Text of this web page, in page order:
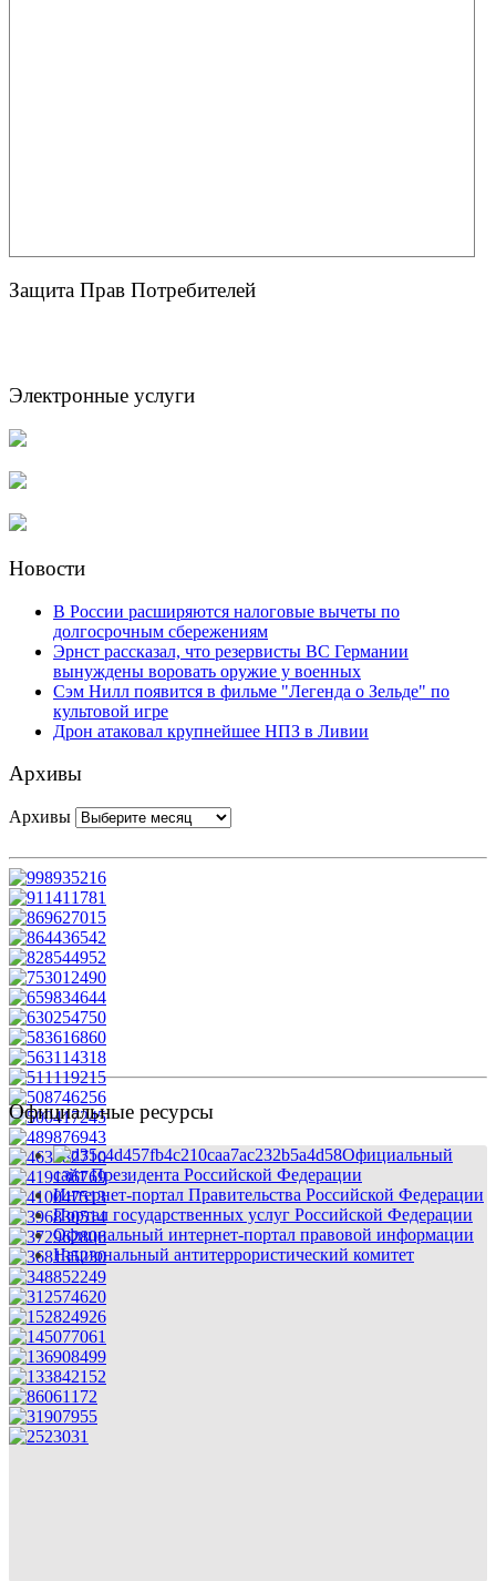
Защита Прав Потребителей
Электронные услуги
Новости
В России расширяются налоговые вычеты по
долгосрочным сбережениям
Эрнст рассказал, что резервисты ВС Германии
вынуждены воровать оружие у военных
Сэм Нилл появится в фильме "Легенда о Зельде" по
культовой игре
Дрон атаковал крупнейшее НПЗ в Ливии
Архивы
Архивы
Официальные ресурсы
Официальный
сайт Президента Российской Федерации
Интернет-портал Правительства Российской Федерации
Портал государственных услуг Российской Федерации
Официальный интернет-портал правовой информации
Национальный антитеррористический комитет